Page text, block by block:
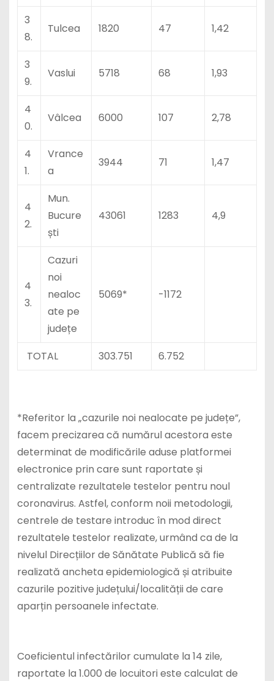
3
8.
Tulcea 1820 47 1,42
3
9.
Vaslui 5718 68 1,93
4
0.
Vâlcea 6000 107 2,78
4
1.
Vrance
a
3944 71 1,47
4
2.
Mun.
Bucure
ști
43061 1283 4,9
4
3.
Cazuri
noi
nealoc
ate pe
județe
5069* -1172
TOTAL 303.751 6.752
*Referitor la „cazurile noi nealocate pe județe”,
facem precizarea că numărul acestora este
determinat de modificările aduse platformei
electronice prin care sunt raportate și
centralizate rezultatele testelor pentru noul
coronavirus. Astfel, conform noii metodologii,
centrele de testare introduc în mod direct
rezultatele testelor realizate, urmând ca de la
nivelul Direcțiilor de Sănătate Publică să fie
realizată ancheta epidemiologică și atribuite
cazurile pozitive județului/localității de care
aparțin persoanele infectate.
Coeficientul infectărilor cumulate la 14 zile,
raportate la 1.000 de locuitori este calculat de